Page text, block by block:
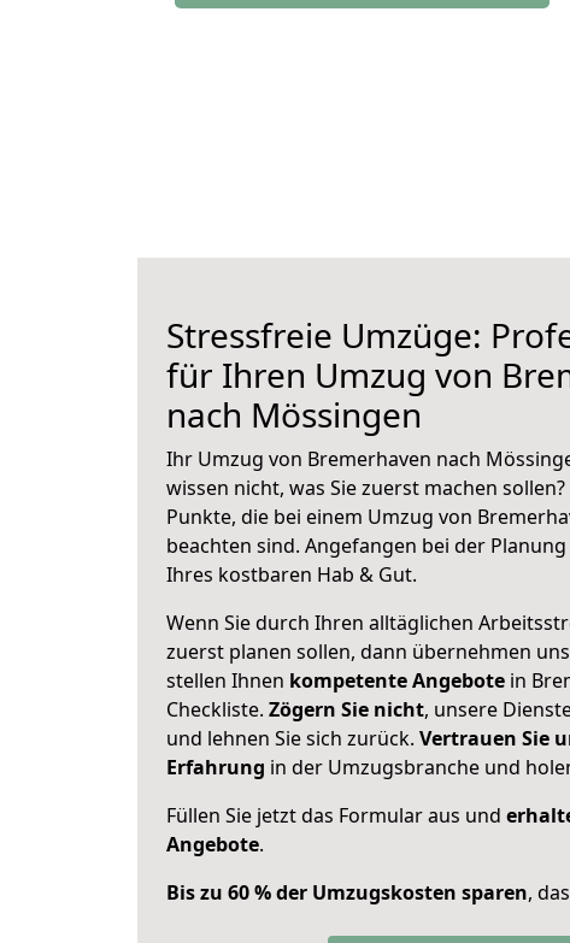
Stressfreie Umzüge:
für Ihren Umzug von
nach Mössingen
Ihr Umzug von Bremerhaven nach
wissen nicht, was Sie zuerst machen
Punkte, die bei einem Umzug von
beachten sind. Angefangen bei der
Ihres kostbaren Hab & Gut.
Wenn Sie durch Ihren alltäglichen
zuerst planen sollen, dann übernehmen
stellen Ihnen kompetente Angebote in
Checkliste. Zögern Sie nicht, unsere
und lehnen Sie sich zurück. Vertrauen Sie
Erfahrung in der Umzugsbranche und
Füllen Sie jetzt das Formular aus und
Angebote.
Bis zu 60 % der Umzugskosten sparen,